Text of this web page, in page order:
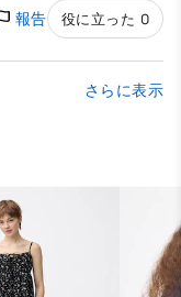
報告 役に立った 0
さらに表示